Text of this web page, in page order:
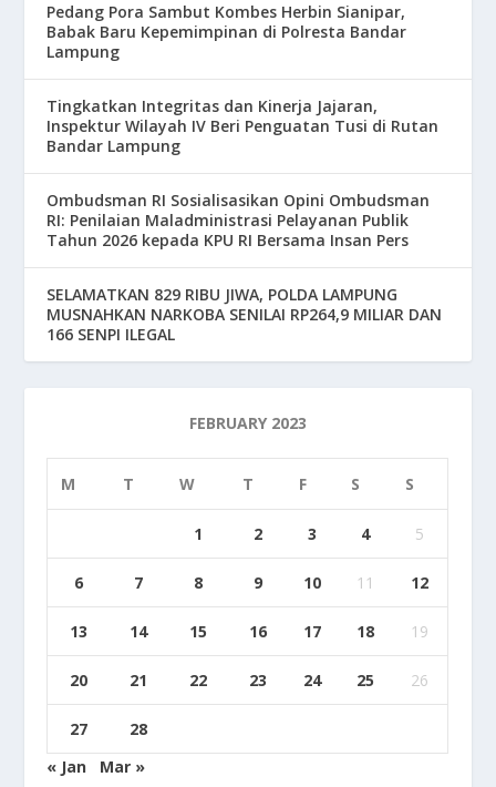
Pedang Pora Sambut Kombes Herbin Sianipar,
Babak Baru Kepemimpinan di Polresta Bandar
Lampung
Tingkatkan Integritas dan Kinerja Jajaran,
Inspektur Wilayah IV Beri Penguatan Tusi di Rutan
Bandar Lampung
Ombudsman RI Sosialisasikan Opini Ombudsman
RI: Penilaian Maladministrasi Pelayanan Publik
Tahun 2026 kepada KPU RI Bersama Insan Pers
SELAMATKAN 829 RIBU JIWA, POLDA LAMPUNG
MUSNAHKAN NARKOBA SENILAI RP264,9 MILIAR DAN
166 SENPI ILEGAL
FEBRUARY 2023
M T W T F S S
1 2 3 4 5
6 7 8 9 10 11 12
13 14 15 16 17 18 19
20 21 22 23 24 25 26
27
28
« Jan
Mar »